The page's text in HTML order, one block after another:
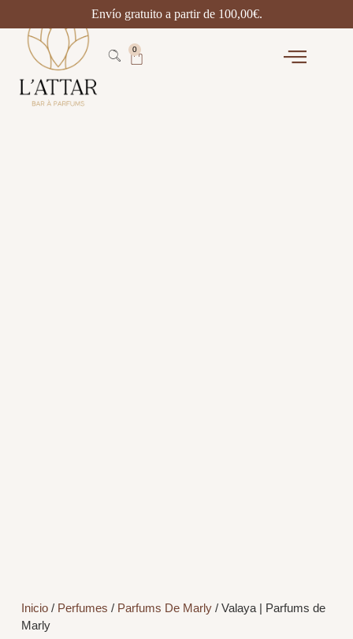
0
Inicio/ Perfumes / Parfums De Marly/ Valaya | Parfums de
Marly
Envío gratuito a partir de 100,00€.